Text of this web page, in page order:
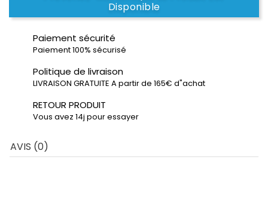
Disponible
Paiement sécurité
Paiement 100% sécurisé
Politique de livraison
LIVRAISON GRATUITE A partir de 165€ d"achat
RETOUR PRODUIT
Vous avez 14j pour essayer
AVIS (0)